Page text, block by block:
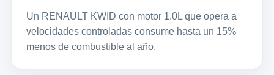
Un RENAULT KWID con motor 1.0L que opera a
velocidades controladas consume hasta un 15%
menos de combustible al año.